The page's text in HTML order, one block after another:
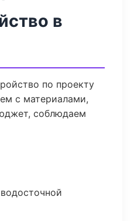
в
по проекту
с материалами,
соблюдаем